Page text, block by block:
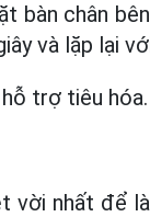
bàn chân
và lặp lại
trợ tiêu hóa.
nhất để